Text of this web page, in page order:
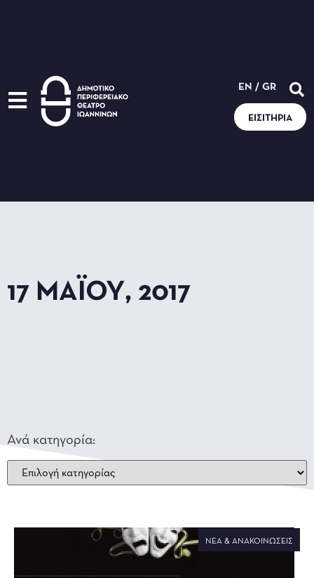
EN / GR
ΕΙΣΙΤΉΡΙΑ
17 ΜΑΪ́ΟΥ, 2017
Ανά κατηγορία:
ΝΈΑ & ΑΝΑΚΟΙΝΏΣΕΙΣ